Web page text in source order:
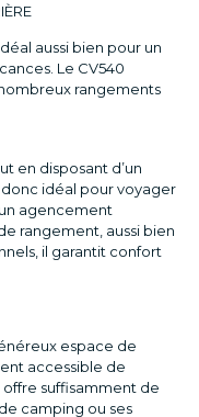
aussi bien pour un
Le CV540
rangements
en disposant d’un
idéal pour voyager
agencement
rangement, aussi bien
il garantit confort
espace de
accessible de
suffisamment de
camping ou ses